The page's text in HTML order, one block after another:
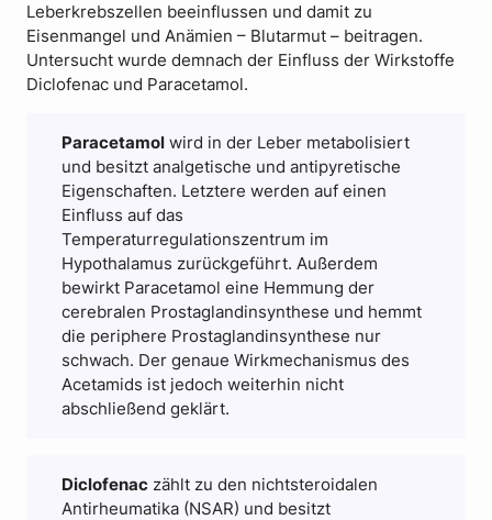
Leberkrebszellen beeinflussen und damit zu
Eisenmangel und Anämien – Blutarmut – beitragen.
Untersucht wurde demnach der Einfluss der Wirkstoffe
Diclofenac und Paracetamol.
Paracetamol wird in der Leber metabolisiert
und besitzt analgetische und antipyretische
Eigenschaften. Letztere werden auf einen
Einfluss auf das
Temperaturregulationszentrum im
Hypothalamus zurückgeführt. Außerdem
bewirkt Paracetamol eine Hemmung der
cerebralen Prostaglandinsynthese und hemmt
die periphere Prostaglandinsynthese nur
schwach. Der genaue Wirkmechanismus des
Acetamids ist jedoch weiterhin nicht
abschließend geklärt.
Diclofenac zählt zu den nichtsteroidalen
Antirheumatika (NSAR) und besitzt